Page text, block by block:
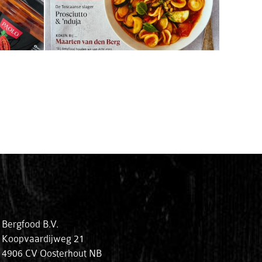
Bergfood B.V.
Koopvaardijweg 21
4906 CV Oosterhout NB